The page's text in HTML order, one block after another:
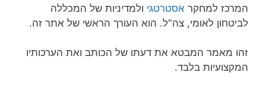
המרכז למחקר אסטרטגי ולמדיניות של המכללה
לביטחון לאומי, צה"ל. הוא העורך הראשי של אתר זה.
זהו מאמר המבטא את דעתו של הכותב ואת הערכותיו
המקצועיות בלבד.